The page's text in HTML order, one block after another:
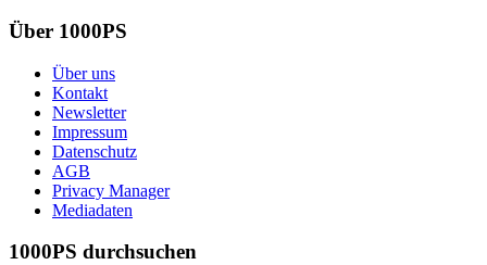
Über 1000PS
Über uns
Kontakt
Newsletter
Impressum
Datenschutz
AGB
Privacy Manager
Mediadaten
1000PS durchsuchen